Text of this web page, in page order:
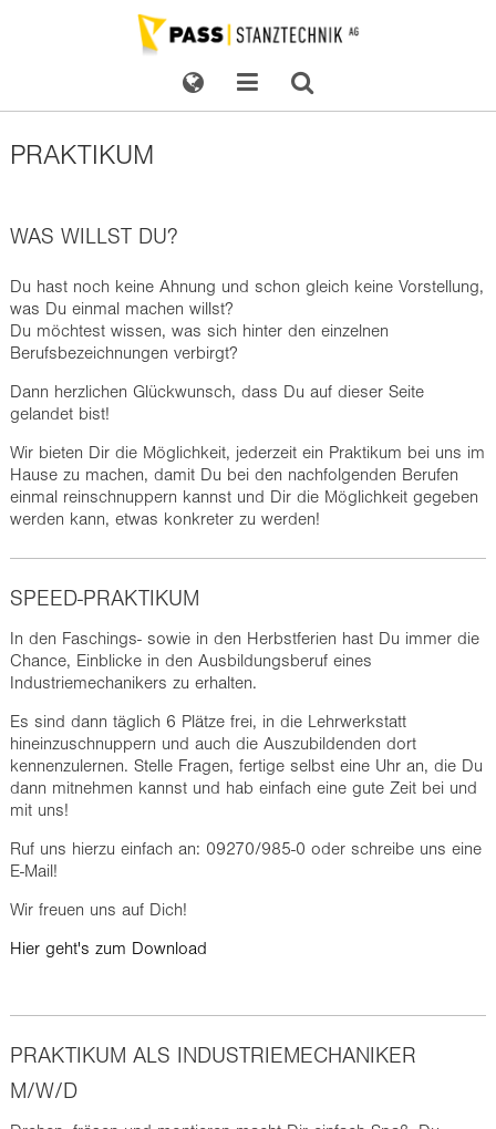
PRAKTIKUM
WAS WILLST DU?
Du hast noch keine Ahnung und schon gleich keine Vorstellung,
was Du einmal machen willst?
Du möchtest wissen, was sich hinter den einzelnen
Berufsbezeichnungen verbirgt?
Dann herzlichen Glückwunsch, dass Du auf dieser Seite
gelandet bist!
Wir bieten Dir die Möglichkeit, jederzeit ein Praktikum bei uns im
Hause zu machen, damit Du bei den nachfolgenden Berufen
einmal reinschnuppern kannst und Dir die Möglichkeit gegeben
werden kann, etwas konkreter zu werden!
SPEED-PRAKTIKUM
In den Faschings- sowie in den Herbstferien hast Du immer die
Chance, Einblicke in den Ausbildungsberuf eines
Industriemechanikers zu erhalten.
Es sind dann täglich 6 Plätze frei, in die Lehrwerkstatt
hineinzuschnuppern und auch die Auszubildenden dort
kennenzulernen. Stelle Fragen, fertige selbst eine Uhr an, die Du
dann mitnehmen kannst und hab einfach eine gute Zeit bei und
mit uns!
Ruf uns hierzu einfach an: 09270/985-0 oder schreibe uns eine
E-Mail!
Wir freuen uns auf Dich!
Hier geht's zum Download
PRAKTIKUM ALS INDUSTRIEMECHANIKER
M/W/D